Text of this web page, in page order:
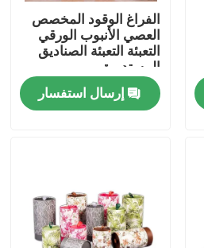
الفراغ الوقود المخصص
العصي الأنبوب الورقي
التعبئة التعبئة الصناديق
المستديرة
إرسال استفسار